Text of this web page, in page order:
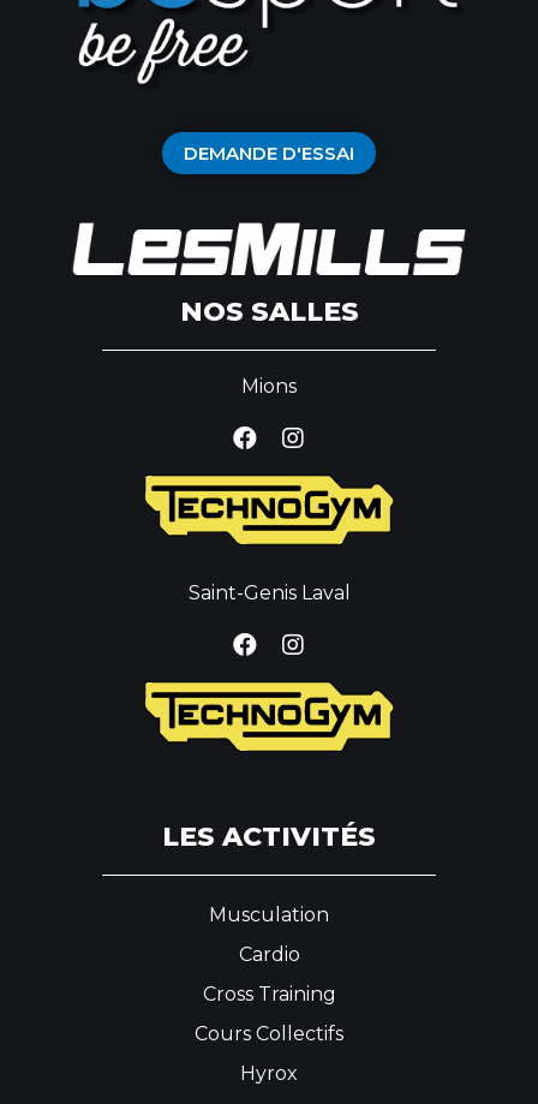
DEMANDE D'ESSAI
NOS SALLES
Mions
Saint-Genis Laval
LES ACTIVITÉS
Musculation
Cardio
Cross Training
Cours Collectifs
Hyrox